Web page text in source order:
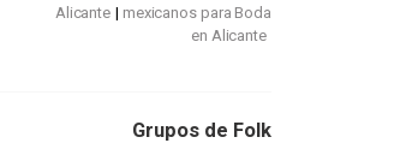
Alicante
mexicanos para Boda
en Alicante
Grupos de Folk